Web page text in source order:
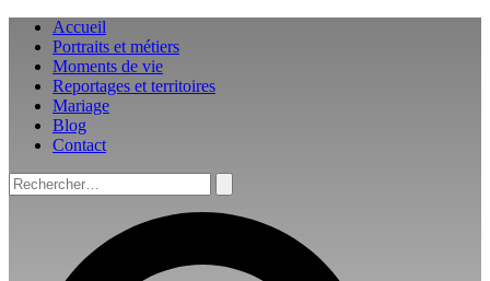
Aller
contenu
Accueil
Portraits et métiers
Moments de vie
Reportages et territoires
Mariage
Blog
Contact
Rechercher :